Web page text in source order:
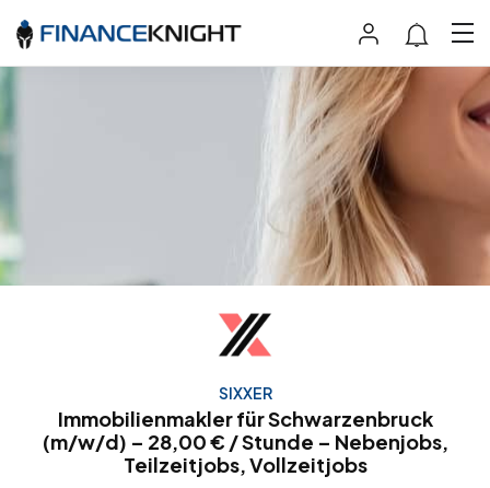
SIXXER
Immobilienmakler für Schwarzenbruck
(m/w/d) – 28,00 € / Stunde – Nebenjobs,
Teilzeitjobs, Vollzeitjobs